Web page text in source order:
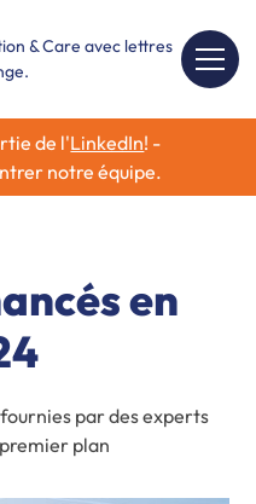
de l'LinkedIn! -
notre équipe.
en
par des experts
plan